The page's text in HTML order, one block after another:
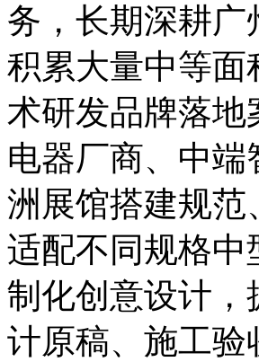
务，长期深耕
积累大量中等
术研发品牌落
电器厂商、中
洲展馆搭建规
适配不同规格
制化创意设计
计原稿、施工